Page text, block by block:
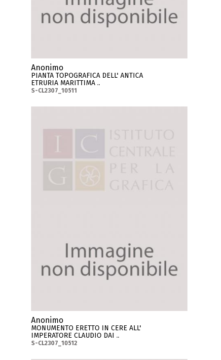
Anonimo
PIANTA TOPOGRAFICA DELL' ANTICA
ETRURIA MARITTIMA ..
S-CL2307_10511
Anonimo
MONUMENTO ERETTO IN CERE ALL'
IMPERATORE CLAUDIO DAI ..
S-CL2307_10512